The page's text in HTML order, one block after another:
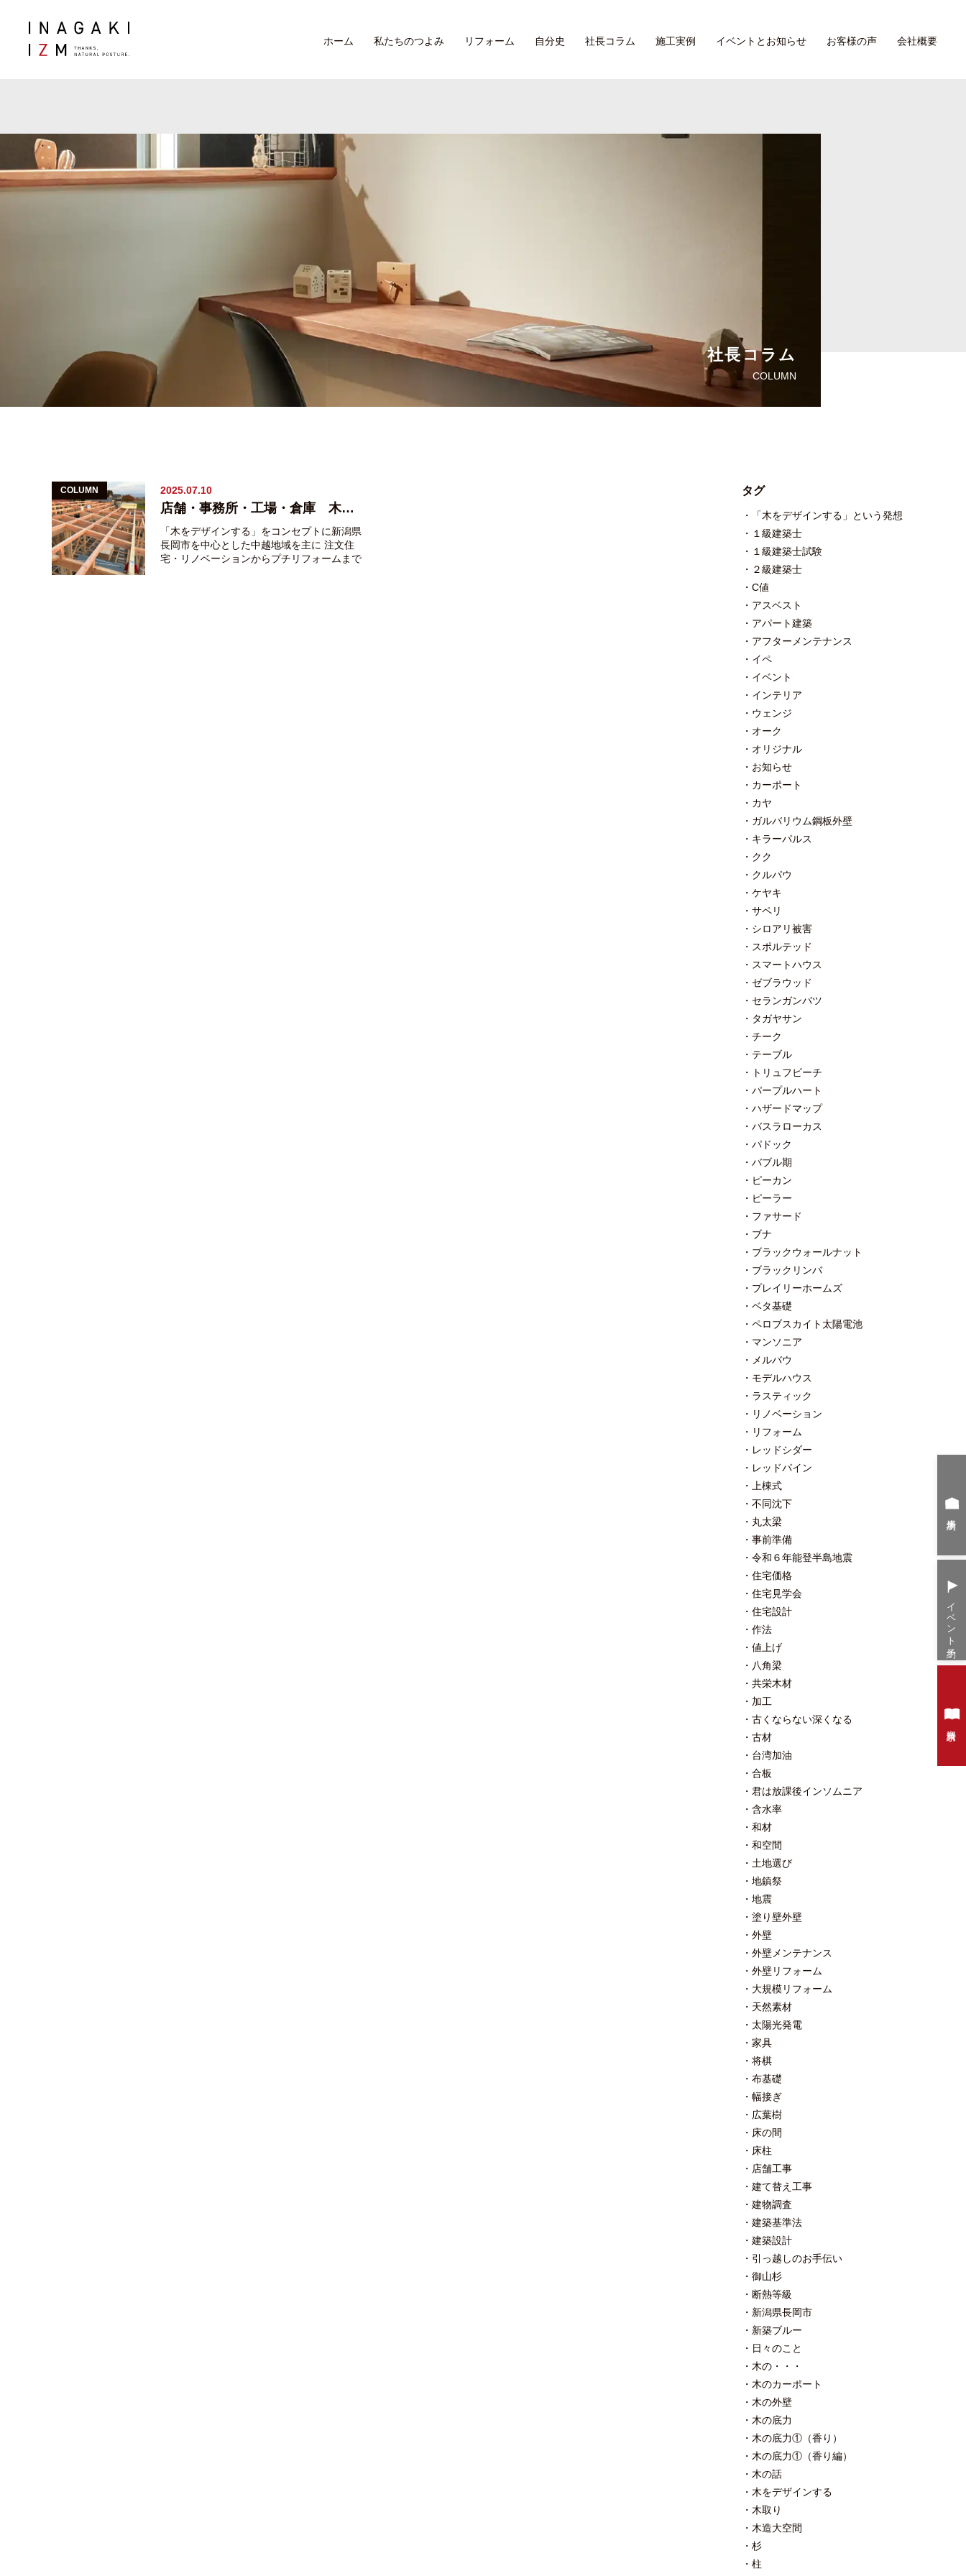
ホーム 私たちのつよみ リフォーム 自分史 社長コラム 施工実例 イベントとお知らせ お客様の声 会社概要
社長コラム
COLUMN
COLUMN 2025.07.10
店舗・事務所・工場・倉庫 木造化のススメ
「木をデザインする」をコンセプトに新潟県
長岡市を中心とした中越地域を主に 注文住
宅・リノベーションからプチリフォームまで
タグ
「木をデザインする」という発想
１級建築士
１級建築士試験
２級建築士
C値
アスベスト
アパート建築
アフターメンテナンス
イペ
イベント
インテリア
ウェンジ
オーク
オリジナル
お知らせ
カーポート
カヤ
ガルバリウム鋼板外壁
キラーパルス
クク
クルパウ
ケヤキ
サペリ
シロアリ被害
スポルテッド
スマートハウス
ゼブラウッド
セランガンバツ
タガヤサン
チーク
テーブル
トリュフビーチ
パープルハート
ハザードマップ
バスラローカス
パドック
バブル期
ピーカン
ピーラー
ファサード
ブナ
ブラックウォールナット
ブラックリンバ
プレイリーホームズ
ベタ基礎
ペロブスカイト太陽電池
マンソニア
メルバウ
モデルハウス
ラスティック
リノベーション
リフォーム
レッドシダー
レッドパイン
上棟式
不同沈下
丸太梁
事前準備
令和６年能登半島地震
住宅価格
住宅見学会
住宅設計
作法
値上げ
八角梁
共栄木材
加工
古くならない深くなる
古材
台湾加油
合板
君は放課後インソムニア
含水率
和材
和空間
土地選び
地鎮祭
地震
塗り壁外壁
外壁
外壁メンテナンス
外壁リフォーム
大規模リフォーム
天然素材
太陽光発電
家具
将棋
布基礎
幅接ぎ
広葉樹
床の間
床柱
店舗工事
建て替え工事
建物調査
建築基準法
建築設計
引っ越しのお手伝い
御山杉
断熱等級
新潟県長岡市
新築ブルー
日々のこと
木の・・・
木のカーポート
木の外壁
木の底力
木の底力①（香り）
木の底力①（香り編）
木の話
木をデザインする
木取り
木造大空間
杉
柱
イベント予約